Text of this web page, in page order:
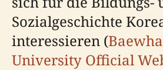
Sozialgeschichte
interessieren (
University Official